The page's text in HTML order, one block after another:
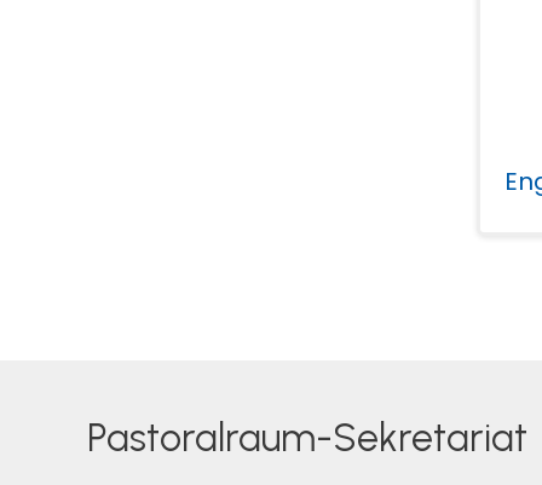
Pastoralraum-Sekretariat